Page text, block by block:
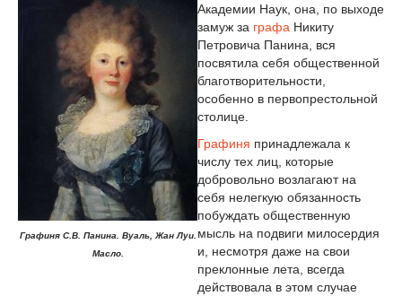
Графиня С.В. Панина. Вуаль, Жан Луи.
Масло.
Академии Наук, она, по выходе
замуж за графа Никиту
Петровича Панина, вся
посвятила себя общественной
благотворительности,
особенно в первопрестольной
столице.
Графиня принадлежала к
числу тех лиц, которые
добровольно возлагают на
себя нелегкую обязанность
побуждать общественную
мысль на подвиги милосердия
и, несмотря даже на свои
преклонные лета, всегда
действовала в этом случае